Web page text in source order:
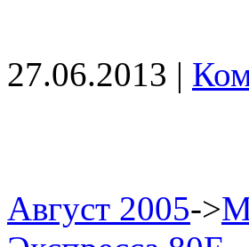
27.06.2013 |
Август 2005->